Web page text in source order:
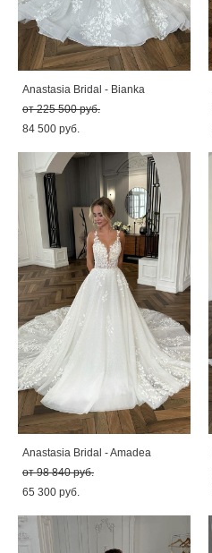
Anastasia Bridal - Bianka
от 225 500 pуб.
84 500 pуб.
Anastasia Bridal - Amadea
от 98 840 pуб.
65 300 pуб.